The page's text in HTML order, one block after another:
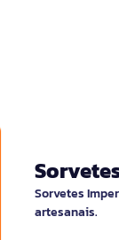
Sorvetes
artesanais.